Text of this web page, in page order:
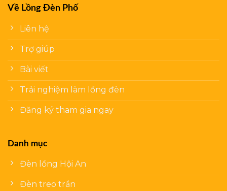
Về Lồng Đèn Phố
Liên hệ
Trợ giúp
Bài viết
Trải nghiệm làm lồng đèn
Đăng ký tham gia ngay
Danh mục
Đèn lồng Hội An
Đèn treo trần